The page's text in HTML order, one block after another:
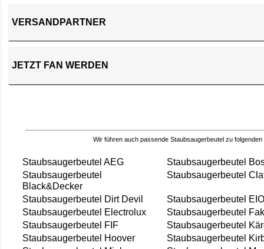
VERSANDPARTNER
JETZT FAN WERDEN
Wir führen auch passende Staubsaugerbeutel zu folgenden
Staubsaugerbeutel AEG
Staubsaugerbeutel
Staubsaugerbeutel
Black&Decker
Staubsaugerbeutel
Staubsaugerbeutel Dirt Devil
Staubsaugerbeutel
Staubsaugerbeutel Electrolux
Staubsaugerbeutel
Staubsaugerbeutel FIF
Staubsaugerbeutel
Staubsaugerbeutel Hoover
Staubsaugerbeutel